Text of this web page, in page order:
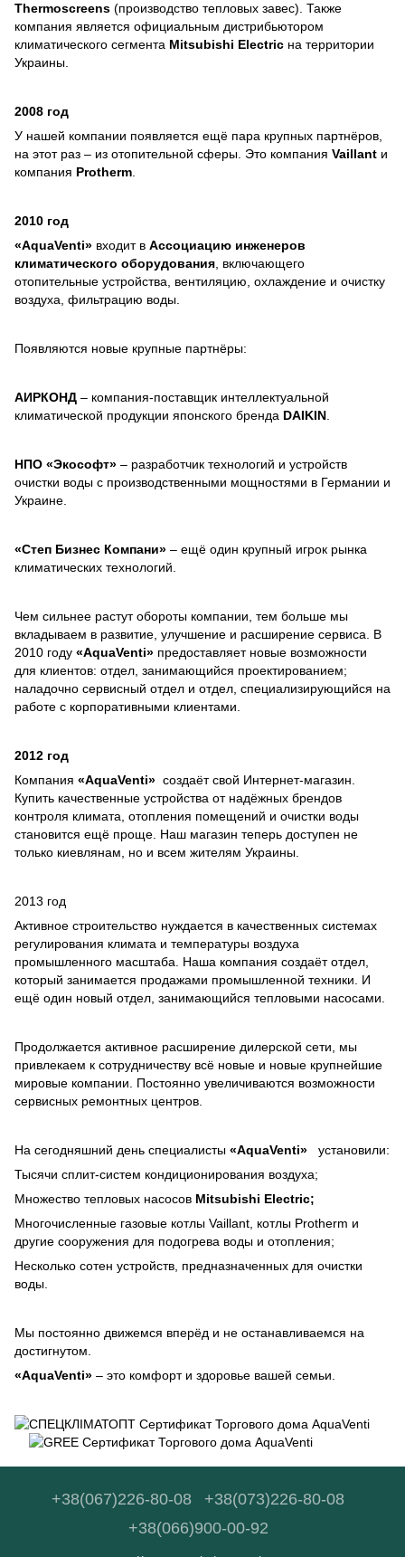
Thermoscreens (производство тепловых завес). Также
компания является официальным дистрибьютором
климатического сегмента Mitsubishi Electric на территории
Украины.
2008 год
У нашей компании появляется ещё пара крупных партнёров,
на этот раз – из отопительной сферы. Это компания Vaillant и
компания Protherm
2010 год
«AquaVenti» входит в Ассоциацию инженеров
климатического оборудования , включающего
отопительные устройства, вентиляцию, охлаждение и очистку
воздуха, фильтрацию воды.
Появляются новые крупные партнёры:
АИРКОНД – компания-поставщик интеллектуальной
климатической продукции японского бренда DAIKIN
НПО «Экософт» – разработчик технологий и устройств
очистки воды с производственными мощностями в Германии и
Украине.
«Степ Бизнес Компани» – ещё один крупный игрок рынка
климатических технологий.
Чем сильнее растут обороты компании, тем больше мы
вкладываем в развитие, улучшение и расширение сервиса. В
2010 году «AquaVenti» предоставляет новые возможности
для клиентов: отдел, занимающийся проектированием;
наладочно сервисный отдел и отдел, специализирующийся на
работе с корпоративными клиентами.
2012 год
Компания «AquaVenti» создаёт свой Интернет-магазин.
Купить качественные устройства от надёжных брендов
контроля климата, отопления помещений и очистки воды
становится ещё проще. Наш магазин теперь доступен не
только киевлянам, но и всем жителям Украины.
2013 год
Активное строительство нуждается в качественных системах
регулирования климата и температуры воздуха
промышленного масштаба. Наша компания создаёт отдел,
который занимается продажами промышленной техники. И
ещё один новый отдел, занимающийся тепловыми насосами.
Продолжается активное расширение дилерской сети, мы
привлекаем к сотрудничеству всё новые и новые крупнейшие
мировые компании. Постоянно увеличиваются возможности
сервисных ремонтных центров.
На сегодняшний день специалисты «AquaVenti» установили:
Тысячи сплит-систем кондиционирования воздуха;
Множество тепловых насосов Mitsubishi Electric;
Многочисленные газовые котлы Vaillant, котлы Protherm и
другие сооружения для подогрева воды и отопления;
Несколько сотен устройств, предназначенных для очистки
воды.
Мы постоянно движемся вперёд и не останавливаемся на
достигнутом.
«AquaVenti» – это комфорт и здоровье вашей семьи.
+38(067)226-80-08
+38(073)226-80-08
+38(066)900-00-92